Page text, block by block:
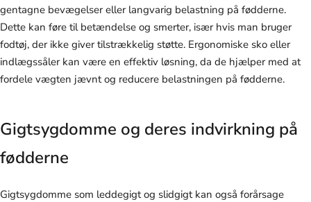
gentagne bevægelser eller langvarig belastning på fødderne.
Dette kan føre til betændelse og smerter, især hvis man bruger
fodtøj, der ikke giver tilstrækkelig støtte. Ergonomiske sko eller
indlægssåler kan være en effektiv løsning, da de hjælper med at
fordele vægten jævnt og reducere belastningen på fødderne.
Gigtsygdomme og deres indvirkning på
fødderne
Gigtsygdomme som leddegigt og slidgigt kan også forårsage